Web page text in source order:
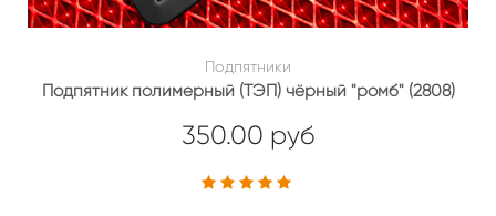
Подпятники
Подпятник полимерный (ТЭП) чёрный "ромб" (2808)
350.00 руб